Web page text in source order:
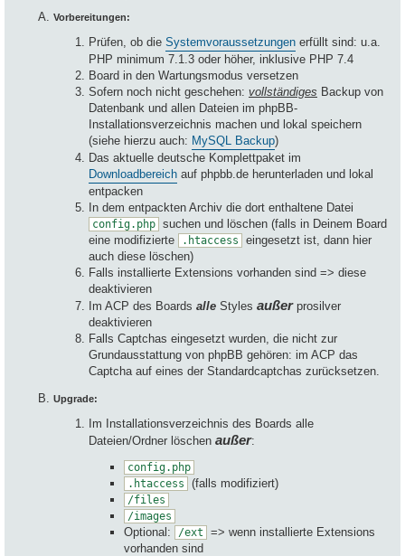
Vorbereitungen:
Prüfen, ob die Systemvoraussetzungen erfüllt sind: u.a.
PHP minimum 7.1.3 oder höher, inklusive PHP 7.4
Board in den Wartungsmodus versetzen
Sofern noch nicht geschehen: vollständiges Backup von
Datenbank und allen Dateien im phpBB-
Installationsverzeichnis machen und lokal speichern
(siehe hierzu auch: MySQL Backup)
Das aktuelle deutsche Komplettpaket im
Downloadbereich auf phpbb.de herunterladen und lokal
entpacken
In dem entpackten Archiv die dort enthaltene Datei
config.php suchen und löschen (falls in Deinem Board
eine modifizierte
.htaccess
eingesetzt ist, dann hier
auch diese löschen)
Falls installierte Extensions vorhanden sind => diese
deaktivieren
Im ACP des Boards alle Styles außerprosilver
deaktivieren
Falls Captchas eingesetzt wurden, die nicht zur
Grundausstattung von phpBB gehören: im ACP das
Captcha auf eines der Standardcaptchas zurücksetzen.
Upgrade:
Im Installationsverzeichnis des Boards alle
Dateien/Ordner löschen außer:
config.php
.htaccess
(falls modifiziert)
/files
/images
Optional: /ext
=> wenn installierte Extensions
vorhanden sind